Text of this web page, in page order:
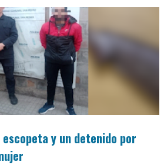
y un detenido por